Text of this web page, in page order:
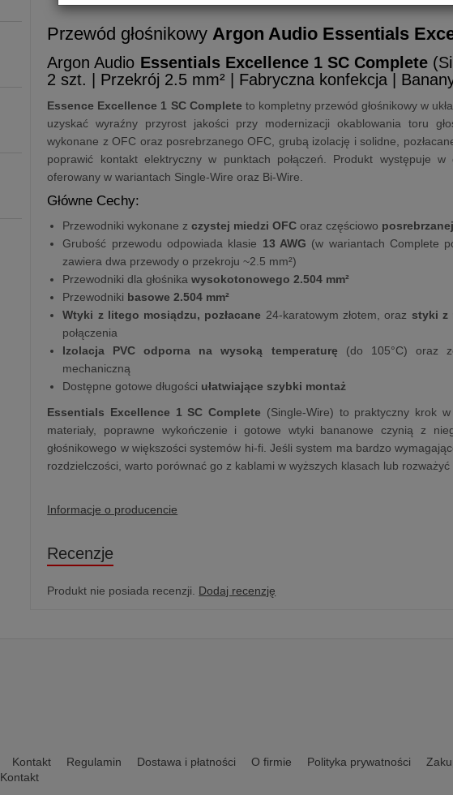
Przewód głośnikowy Argon Audio Essentials
Argon Audio Essentials Excellence 1 SC Complete
2 szt. | Przekrój 2.5 mm² | Fabryczna konfekcja |
Essence Excellence 1 SC Complete to kompletny przewód głośnikowy w
uzyskać wyraźny przyrost jakości przy modernizacji okablowania toru
wykonane z OFC oraz posrebrzanego OFC, grubą izolację i solidne,
poprawić kontakt elektryczny w punktach połączeń. Produkt występuje
oferowany w wariantach Single-Wire oraz Bi-Wire.
Główne Cechy:
Przewodniki wykonane zczystej miedzi OFC oraz częściowo
Grubość przewodu odpowiada klasie 13 AWG (w wariantach Complete
zawiera dwa przewody o przekroju ~2.5 mm²)
Przewodniki dla głośnikawysokotonowego 2.504 mm²
Przewodniki basowe 2.504 mm²
Wtyki z litego mosiądzu, pozłacane 24-karatowym złotem, oraz styki z
połączenia
Izolacja PVC odporna na wysoką temperaturę (do 105°C) oraz
mechaniczną
Dostępne gotowe długości ułatwiające szybki montaż
Essentials Excellence 1 SC Complete (Single-Wire) to praktyczny krok
materiały, poprawne wykończenie i gotowe wtyki bananowe czynią z
głośnikowego w większości systemów hi-fi. Jeśli system ma bardzo
rozdzielczości, warto porównać go z kablami w wyższych klasach lub
Informacje o producencie
Recenzje
Produkt nie posiada recenzji. Dodaj recenzję
Kontakt Regulamin Dostawa i płatności O firmie Polityka prywatności
Kontakt